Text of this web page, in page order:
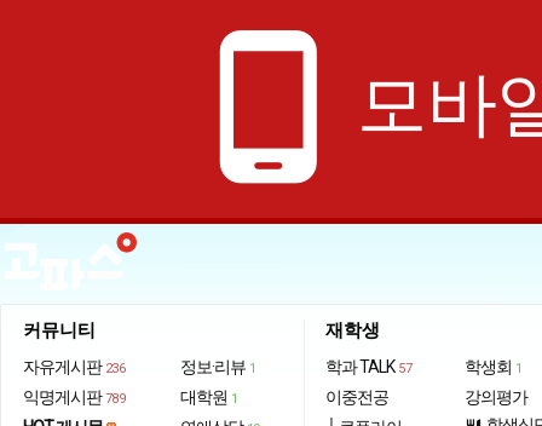
phone_android 모바
커뮤니티
자유게시판 236
익명게시판 789
정보·리뷰 1
대학원 1
재학생
학과 TALK 57
이중전공
학생회 1
강의평가